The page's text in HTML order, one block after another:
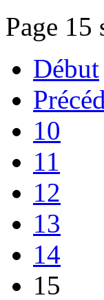
Page 15
Début
10
11
12
13
14
15